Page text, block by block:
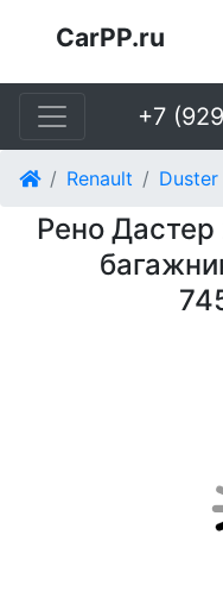
CarPP.ru
+7
Renault Duster
Рено Дастер